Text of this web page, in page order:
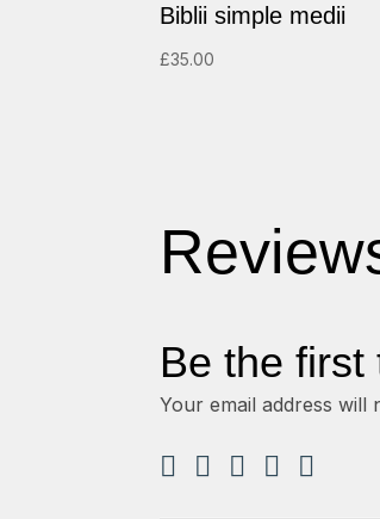
Biblii simple medii
£35.00
Be the first
Your email address will